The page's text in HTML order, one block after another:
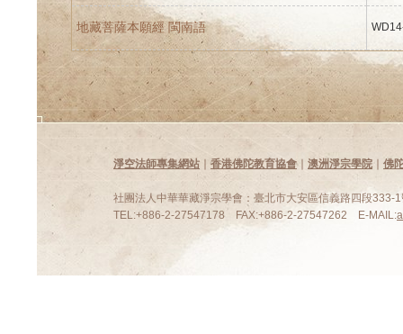
地藏菩薩本願經 閩南語
淨空法師專集網站 香港佛陀教育協會∣ 澳洲淨宗學院 佛
社團法人中華華藏淨宗學會：臺北市大安區信義路四段333-
TEL:+886-2-27547178 FAX:+886-2-27547262 E-MAIL: